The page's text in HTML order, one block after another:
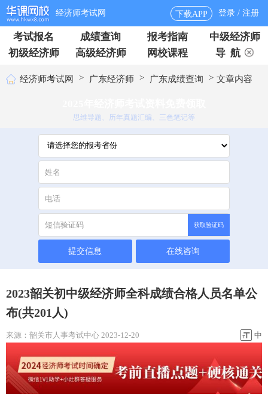
经济师考试网 下载APP 登录 / 注册
考试报名 成绩查询 报考指南
中级经济师
初级经济师
高级经济师 网校课程 导 航
经济师考试网 > 广东经济师 > 广东成绩查询 > 文章内容
思维导题、历年真题汇编、三色笔记等
获取验证码
提交信息 在线咨询
2023韶关初中级经济师全科成绩合格人员名单公
布(共201人)
来源： 韶关市人事考试中心 2023-12-20 中